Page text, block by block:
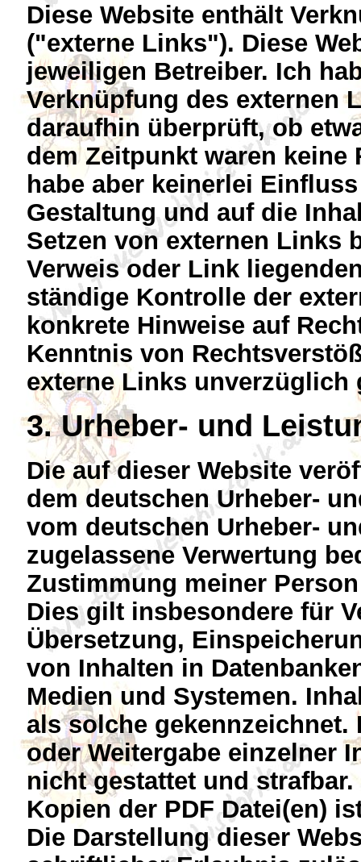
Diese Website enthält
("externe Links"). Diese
jeweiligen Betreiber. Ich
Verknüpfung des externen
daraufhin überprüft, ob
dem Zeitpunkt waren
habe aber keinerlei
Gestaltung und auf die
Setzen von externen Links
Verweis oder Link
ständige Kontrolle der
konkrete Hinweise auf
Kenntnis von
externe Links unverzüglich
3. Urheber- und
Die auf dieser Website
dem deutschen Urheber-
vom deutschen Urheber-
zugelassene Verwertung
Zustimmung meiner
Dies gilt insbesondere für
Übersetzung,
von Inhalten in
Medien und Systemen.
als solche
oder Weitergabe einzelner
nicht gestattet und
Kopien der PDF Datei(en)
Die Darstellung dieser